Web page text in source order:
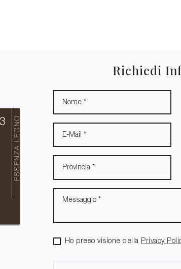
Richiedi
Ho preso visione della Privacy